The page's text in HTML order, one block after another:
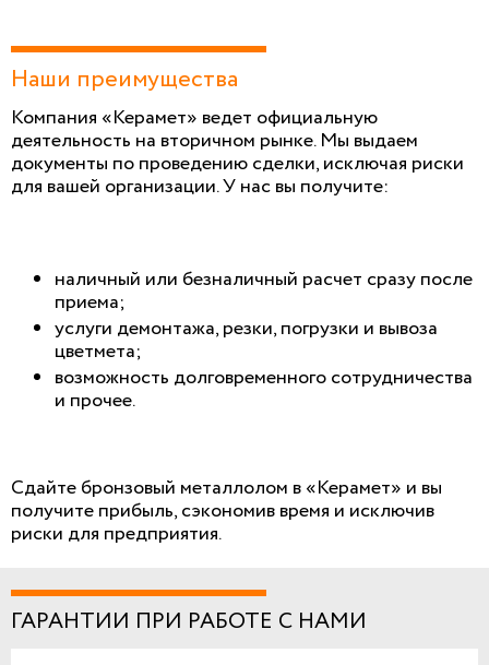
Наши преимущества
Компания «Керамет» ведет официальную
деятельность на вторичном рынке. Мы выдаем
документы по проведению сделки, исключая риски
для вашей организации. У нас вы получите:
наличный или безналичный расчет сразу после
приема;
услуги демонтажа, резки, погрузки и вывоза
цветмета;
возможность долговременного сотрудничества
и прочее.
Сдайте бронзовый металлолом в «Керамет» и вы
получите прибыль, сэкономив время и исключив
риски для предприятия.
ГАРАНТИИ ПРИ РАБОТЕ С НАМИ